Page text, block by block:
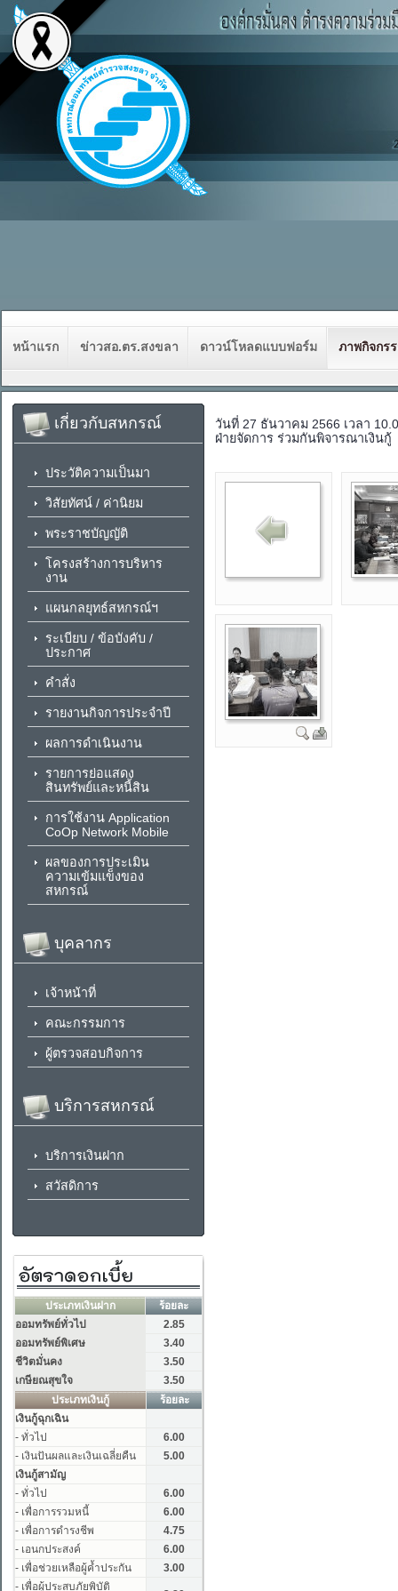
หน้าแรก ข่าวสอ.ตร.สงขลา ดาวน์โหลดแบบฟอร์ม ภาพกิจกร
วันที่ 27 ธันวาคม 2566 เวลา
ฝ่ายจัดการ ร่วมกันพิจารณาเงิ
เกี่ยวกับสหกรณ์
ประวัติความเป็นมา
วิสัยทัศน์ / ค่านิยม
พระราชบัญญัติ
โครงสร้างการบริหาร
งาน
แผนกลยุทธ์สหกรณ์ฯ
ระเบียบ / ข้อบังคับ /
ประกาศ
คำสั่ง
รายงานกิจการประจำปี
ผลการดำเนินงาน
รายการย่อแสดง
สินทรัพย์และหนี้สิน
การใช้งาน Application
CoOp Network Mobile
ผลของการประเมิน
ความเข้มแข็งของ
สหกรณ์
บุคลากร
เจ้าหน้าที่
คณะกรรมการ
ผู้ตรวจสอบกิจการ
บริการสหกรณ์
บริการเงินฝาก
สวัสดิการ